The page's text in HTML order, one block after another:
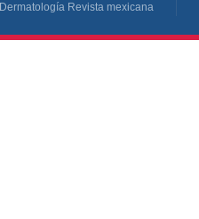
Dermatología Revista mexicana